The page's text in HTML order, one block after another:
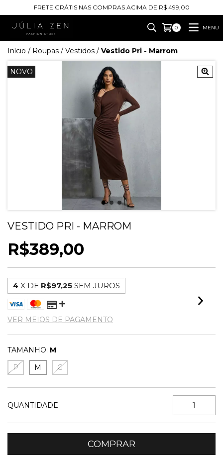
FRETE GRÁTIS NAS COMPRAS ACIMA DE R$ 499,00
0 MENU
Início / Roupas / Vestidos / Vestido Pri - Marrom
NOVO
VESTIDO PRI - MARROM
R$389,00
4 X DE R$97,25 SEM JUROS
VER MEIOS DE PAGAMENTO
TAMANHO: M
P
M G
QUANTIDADE